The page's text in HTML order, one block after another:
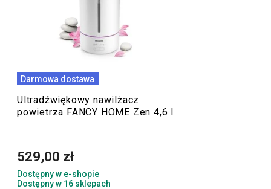
Darmowa dostawa
Ultradźwiękowy nawilżacz
powietrza FANCY HOME Zen 4,6 l
529,00 zł
Dostępny w e-shopie
Dostępny w 16 sklepach